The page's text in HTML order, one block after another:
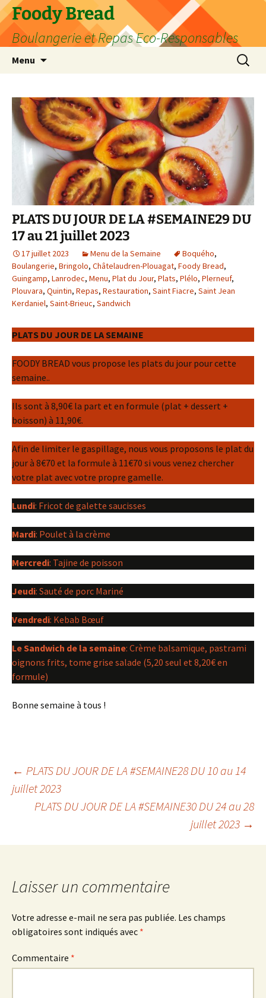
Aller
au
contenu
Foody Bread
Boulangerie et Repas Eco-Responsables
Menu
PLATS DU JOUR DE LA #SEMAINE29 DU
17 au 21 juillet 2023
17 juillet 2023 Menu de la Semaine Boquého,
Boulangerie, Bringolo, Châtelaudren-Plouagat, Foody Bread,
Guingamp, Lanrodec, Menu, Plat du Jour, Plats, Plélo, Plerneuf,
Plouvara, Quintin, Repas, Restauration, Saint Fiacre, Saint Jean
Kerdaniel, Saint-Brieuc, Sandwich
PLATS DU JOUR DE LA SEMAINE
FOODY BREAD vous propose les plats du jour pour cette
semaine..
Ils sont à 8,90€ la part et en formule (plat + dessert +
boisson) à 11,90€.
Afin de limiter le gaspillage, nous vous proposons le plat du
jour à 8€70 et la formule à 11€70 si vous venez chercher
votre plat avec votre propre gamelle.
Lundi: Fricot de galette saucisses
Mardi: Poulet à la crème
Mercredi: Tajine de poisson
Jeudi: Sauté de porc Mariné
Vendredi: Kebab Bœuf
Le Sandwich de la semaine: Crème balsamique, pastrami
oignons frits, tome grise salade (5,20 seul et 8,20€ en
formule)
Bonne semaine à tous !
Navigation
des
articles
← PLATS DU JOUR DE LA #SEMAINE28 DU 10 au 14
juillet 2023
PLATS DU JOUR DE LA #SEMAINE30 DU 24 au 28
juillet 2023 →
Laisser un commentaire
Votre adresse e-mail ne sera pas publiée. Les champs
obligatoires sont indiqués avec *
Commentaire *